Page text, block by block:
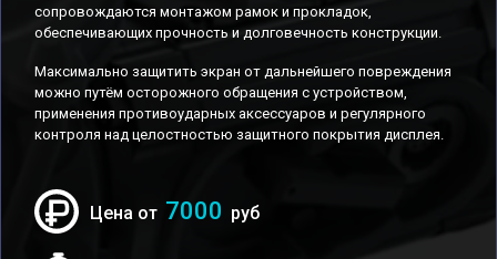
сопровождаются монтажом рамок и прокладок,
обеспечивающих прочность и долговечность конструкции.
Максимально защитить экран от дальнейшего повреждения
можно путём осторожного обращения с устройством,
применения противоударных аксессуаров и регулярного
контроля над целостностью защитного покрытия дисплея.
Цена от 7000 руб